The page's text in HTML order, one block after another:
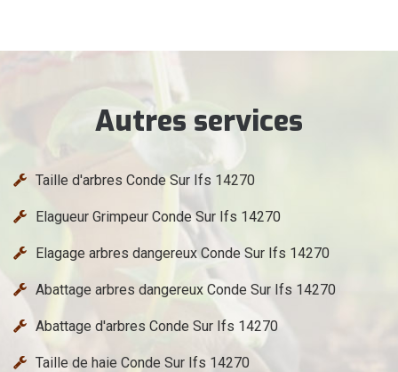
Autres services
Taille d'arbres Conde Sur Ifs 14270
Elagueur Grimpeur Conde Sur Ifs 14270
Elagage arbres dangereux Conde Sur Ifs 14270
Abattage arbres dangereux Conde Sur Ifs 14270
Abattage d'arbres Conde Sur Ifs 14270
Taille de haie Conde Sur Ifs 14270